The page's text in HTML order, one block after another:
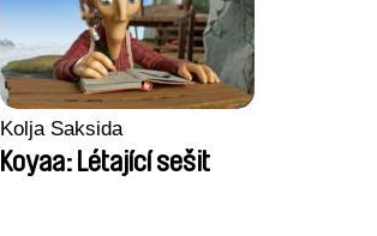
Kolja Saksida
Koyaa: Létající sešit